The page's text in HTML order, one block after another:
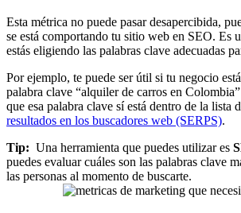
Esta métrica no puede pasar desapercibida,
se está comportando tu sitio web en SEO. Es
estás eligiendo las palabras clave adecuadas
Por ejemplo, te puede ser útil si tu negocio
palabra clave “alquiler de carros en
que esa palabra clave sí está dentro de la lista
resultados en los buscadores web (SERPS).
Tip: Una herramienta que puedes utilizar es
puedes evaluar cuáles son las palabras clave
las personas al momento de buscarte.